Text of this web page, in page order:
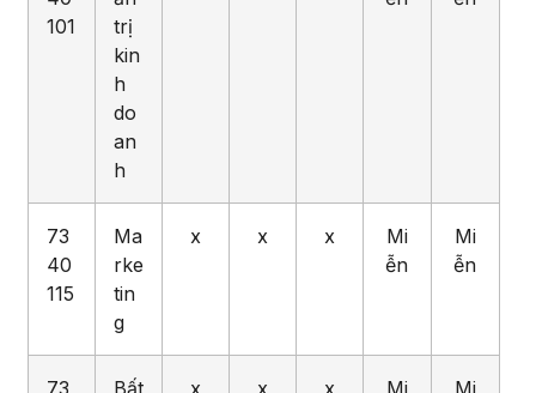
101
trị
kin
h
do
an
h
73
40
115
Ma
rke
tin
g
x x x
Mi
ễn
Mi
ễn